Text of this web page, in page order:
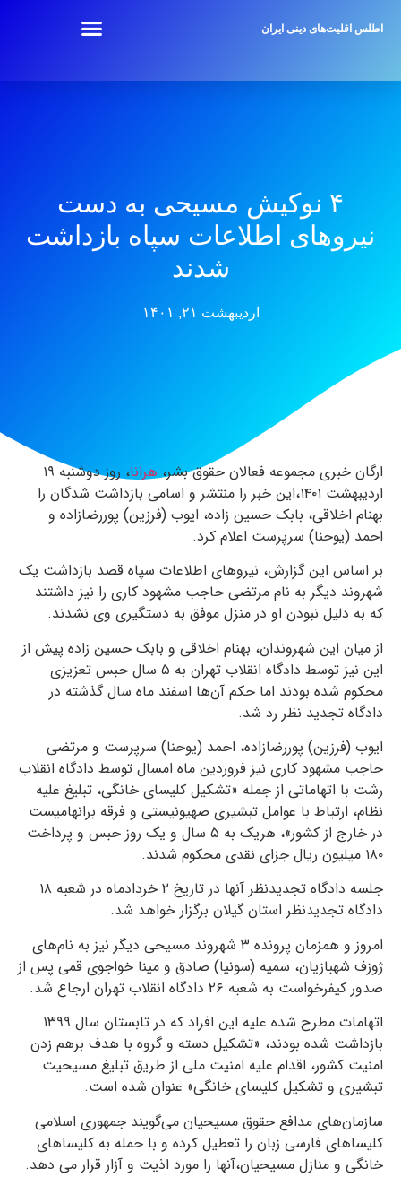
اطلس اقلیت‌های دینی ایران
۴ نوکیش مسیحی به دست
نیروهای اطلاعات سپاه بازداشت
شدند
اردیبهشت ۲۱, ۱۴۰۱
ارگان خبری مجموعه فعالان حقوق بشر، هرانا
، روز دوشنبه ۱۹
اردیبهشت ۱۴۰۱،این خبر را منتشر و اسامی بازداشت شدگان را
بهنام اخلاقی، بابک حسین زاده، ایوب (فرزین) پوررضازاده و
احمد (یوحنا) سرپرست اعلام کرد.
بر اساس این گزارش، نیروهای اطلاعات سپاه قصد بازداشت یک
شهروند دیگر به نام مرتضی حاجب مشهود کاری را نیز داشتند
که به دلیل نبودن او در منزل موفق به دستگیری وی نشدند.
از میان این شهروندان، بهنام اخلاقی و بابک حسین زاده پیش از
این نیز توسط دادگاه انقلاب تهران به ۵ سال حبس تعزیزی
محکوم شده بودند اما حکم آن‌ها اسفند ماه سال گذشته در
دادگاه تجدید نظر رد شد.
ایوب (فرزین) پوررضازاده، احمد (یوحنا) سرپرست و مرتضی
حاجب مشهود کاری نیز فروردین ماه امسال توسط دادگاه انقلاب
رشت با اتهاماتی از جمله «تشکیل کلیسای خانگی، تبلیغ علیه
نظام، ارتباط با عوامل تبشیری صهیونیستی و فرقه برانهامیست
در خارج از کشور»، هریک به ۵ سال و یک روز حبس و پرداخت
۱۸۰ میلیون ریال جزای نقدی محکوم شدند.
جلسه دادگاه تجدیدنظر آنها در تاریخ ۲ خردادماه در شعبه ۱۸
دادگاه تجدیدنظر استان گیلان برگزار خواهد شد.
امروز و همزمان پرونده ۳ شهروند مسیحی دیگر نیز به نام‌‌های
ژوزف شهبازیان، سمیه (سونیا) صادق و مینا خواجوی قمی پس از
صدور کیفرخواست به شعبه ۲۶ دادگاه انقلاب تهران ارجاع شد.
اتهامات مطرح شده علیه این افراد که در تابستان سال ۱۳۹۹
بازداشت شده بودند، «تشکیل دسته و گروه با هدف برهم زدن
امنیت کشور، اقدام علیه امنیت ملی از طریق تبلیغ مسیحیت
تبشیری و تشکیل کلیسای خانگی» عنوان شده است.
سازمان‌های مدافع حقوق مسیحیان می‌گویند جمهوری اسلامی
کلیساهای فارسی زبان را تعطیل کرده و با حمله به کلیساهای
خانگی و منازل مسیحیان،آنها را مورد اذیت و آزار قرار می دهد.